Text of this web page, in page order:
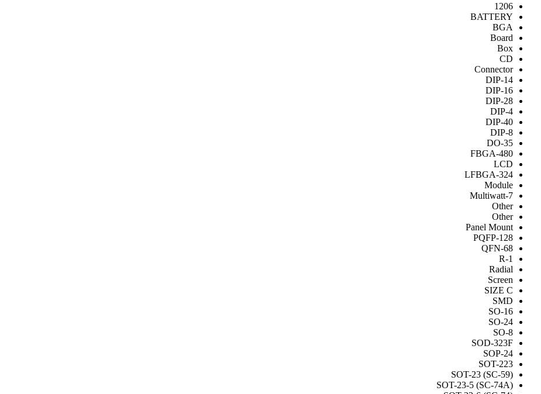
1206
BATTERY
BGA
Board
Box
CD
Connector
DIP-14
DIP-16
DIP-28
DIP-4
DIP-40
DIP-8
DO-35
FBGA-480
LCD
LFBGA-324
Module
Multiwatt-7
Other
Other
Panel Mount
PQFP-128
QFN-68
R-1
Radial
Screen
SIZE C
SMD
SO-16
SO-24
SO-8
SOD-323F
SOP-24
SOT-223
SOT-23 (SC-59)
SOT-23-5 (SC-74A)